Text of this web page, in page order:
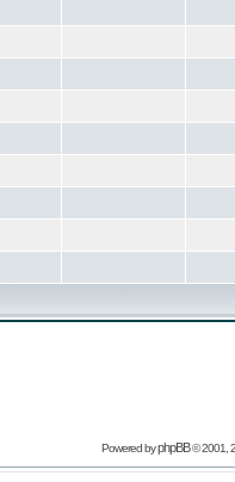
Powered byphpBB© 2001,